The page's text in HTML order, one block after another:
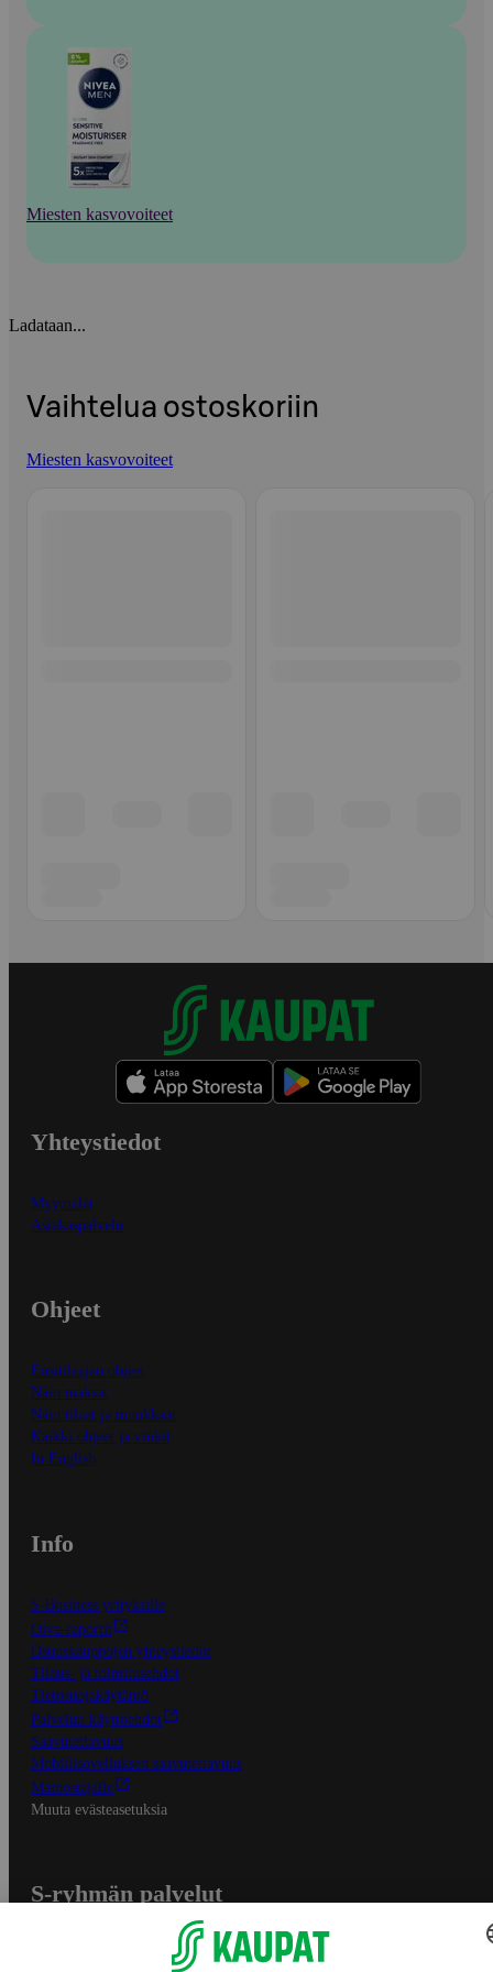
Miesten kasvovoiteet
Ladataan...
Vaihtelua ostoskoriin
Miesten kasvovoiteet
Yhteystiedot
Myymälät
Asiakaspalvelu
Ohjeet
Ensitilaajan ohjeet
Näin maksat
Näin tilaat ja muokkaat
Kaikki ohjeet ja vinkit
In English
Info
S-Business yrityksille
Oiva-raportit
Osuuskauppojen yhteystiedot
Tilaus- ja toimitusehdot
Tietosuojakäytäntö
Palvelun käyttöehdot
Saavutettavuus
Mobiilisovelluksen saavutettavuus
Mainostajalle
Muuta evästeasetuksia
S-ryhmän palvelut